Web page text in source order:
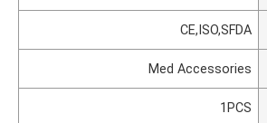
CE,ISO,SFDA
Med Accessories
1PCS